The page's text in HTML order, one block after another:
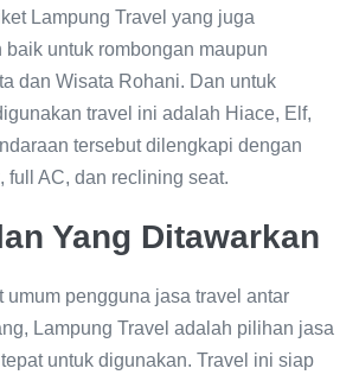
Lampung Travel yang juga
baik untuk rombongan maupun
dan Wisata Rohani. Dan untuk
travel ini adalah Hiace, Elf,
tersebut dilengkapi dengan
full AC, dan reclining seat.
Yang Ditawarkan
umum pengguna jasa travel antar
Lampung Travel adalah pilihan jasa
untuk digunakan. Travel ini siap